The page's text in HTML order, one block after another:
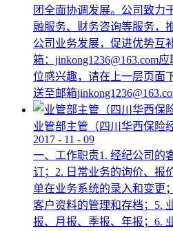
团全面协调发展。公司致力
融服务、财务咨询等服务，
公司业务发展，促进优势互
箱：jinkong1236@163.com
位感兴趣，请在上一层页面
送至邮箱
业管部主管（四川华西保险
2017 - 11 - 09
一、工作职责1. 经纪公司的
订；2. 日常业务的询价、报
单在业务系统的录入和变更
客户资料的管理和存档；5.
报、月报、季报、年报；6.